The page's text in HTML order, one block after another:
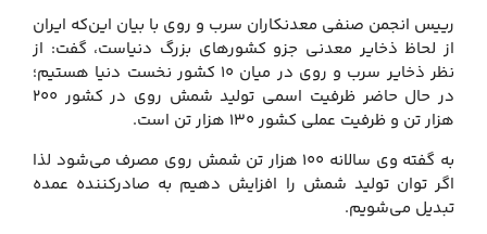
رییس انجمن صنفی معدنکاران سرب و روی با بیان این‌که ایران
از لحاظ ذخایر معدنی جزو کشورهای بزرگ دنیاست، گفت: از
نظر ذخایر سرب و روی در میان 10 کشور نخست دنیا هستیم؛
در حال حاضر ظرفیت اسمی تولید شمش روی در کشور 200
هزار تن و ظرفیت عملی کشور 130 هزار تن است.
به گفته وی سالانه 100 هزار تن شمش روی مصرف می‌شود لذا
اگر توان تولید شمش را افزایش دهیم به صادر‌کننده عمده
تبدیل می‌شویم.